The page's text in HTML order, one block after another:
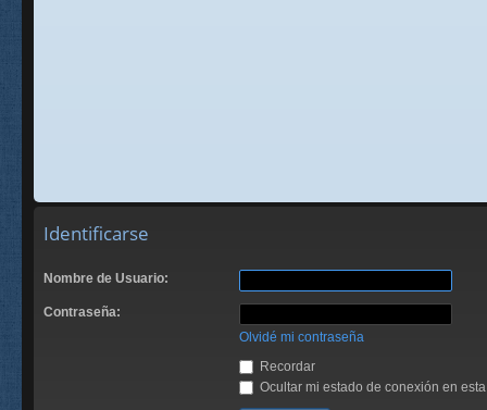
Identificarse
Nombre de Usuario:
Contraseña:
Olvidé mi contraseña
Recordar
Ocultar mi estado de conexión en